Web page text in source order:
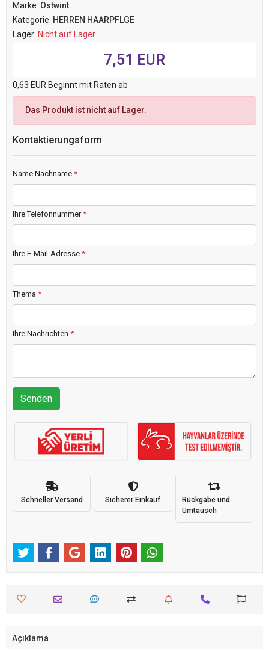
Marke: Ostwint
Kategorie: HERREN HAARPFLGE
Lager: Nicht auf Lager
7,51 EUR
0,63 EUR Beginnt mit Raten ab
Das Produkt ist nicht auf Lager.
Kontaktierungsform
Name Nachname *
Ihre Telefonnummer*
Ihre E-Mail-Adresse *
Thema *
Ihre Nachrichten *
Senden
Schneller Versand Sicherer Einkauf
Rückgabe und
Umtausch
Açıklama